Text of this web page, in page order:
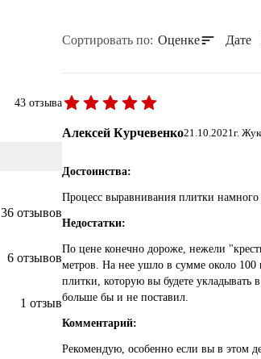
43 отзыва
36 отзывов
6 отзывов
1 отзыв
Сортировать по: Оценке Дате
Алексей Курчевенко21.10.2021г.
Достоинства:
Процесс выравнивания плитки
Недостатки:
По цене конечно дороже, нежели
метров. На нее ушло в сумме около 100
плитки, которую вы будете
больше бы и не поставил.
Комментарий:
Рекомендую, особенно если вы в этом